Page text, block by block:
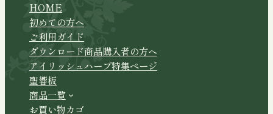
HOME
初めての方へ
ご利用ガイド
ダウンロード商品購入者の方へ
アイリッシュハープ特集ページ
聖響板
商品一覧
お買い物カゴ